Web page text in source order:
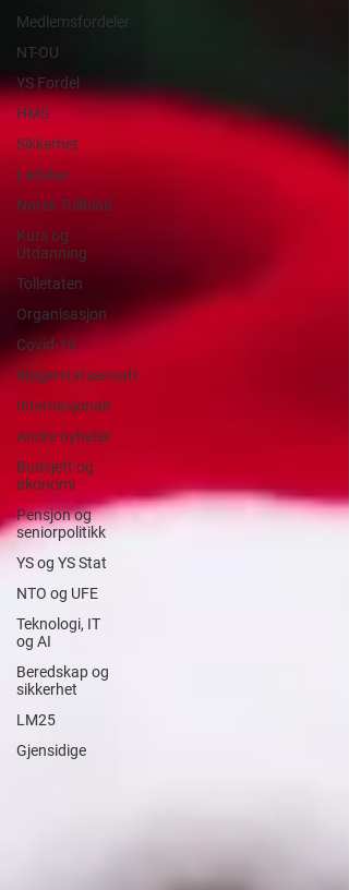
Medlemsfordeler
NT-OU
YS Fordel
HMS
Sikkerhet
Ledelse
Norsk Tollblad
Kurs og
Utdanning
Tolletaten
Organisasjon
Covid-19
#jegerstatsansatt
Internasjonalt
Andre nyheter
Budsjett og
økonomi
Pensjon og
seniorpolitikk
YS og YS Stat
NTO og UFE
Teknologi, IT
og AI
Beredskap og
sikkerhet
LM25
Gjensidige